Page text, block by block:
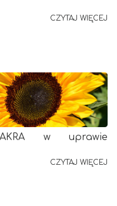
CZYTAJ WIĘCEJ
w uprawie
CZYTAJ WIĘCEJ